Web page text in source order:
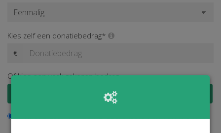
Kies zelf een donatiebedrag*
€
Of kies een vaak gekozen bedrag